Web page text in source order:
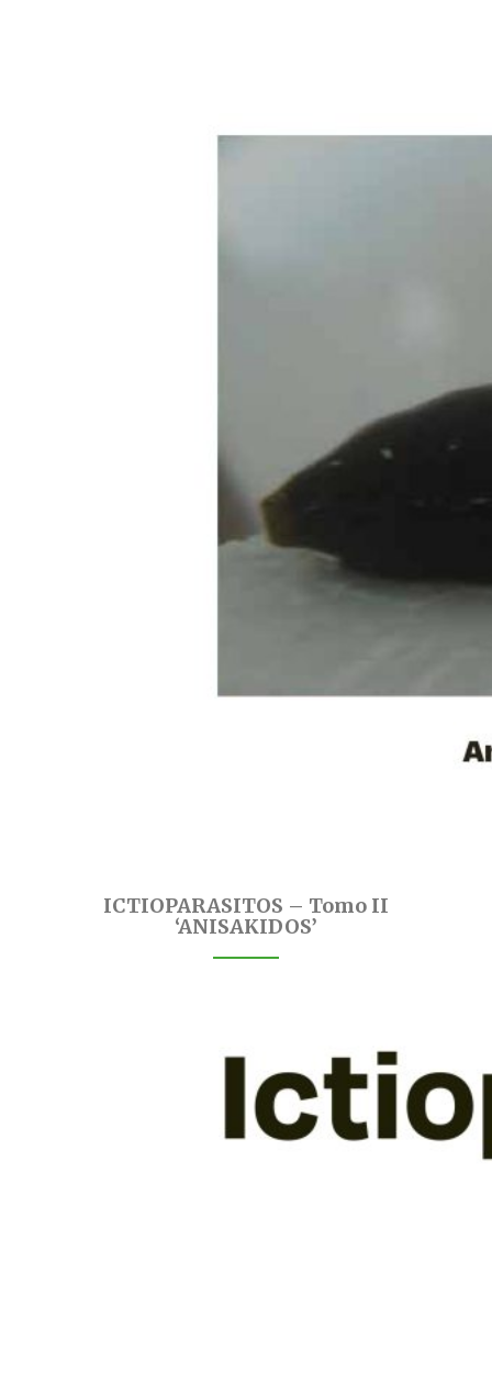
ICTIOPARASITOS – Tomo II
‘ANISAKIDOS’